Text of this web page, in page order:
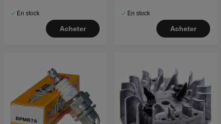
En stock
Acheter
En stock
Acheter